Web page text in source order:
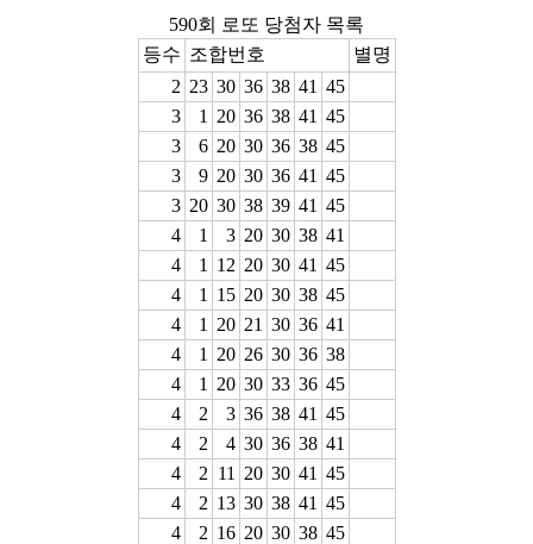
590회 로또 당첨자 목록
등수 조합번호
별명
2 23 30 36 38 41 45
3
1 20 36 38 41 45
3
6 20 30 36 38 45
3
9 20 30 36 41 45
3 20 30 38 39 41 45
4
1 3 20 30 38 41
4
1 12 20 30 41 45
4
1 15 20 30 38 45
4
1 20 21 30 36 41
4
1 20 26 30 36 38
4
1 20 30 33 36 45
4
2 3 36 38 41 45
4
2 4 30 36 38 41
4
2 11 20 30 41 45
4
2 13 30 38 41 45
4
2 16 20 30 38 45